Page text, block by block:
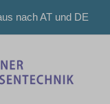
springen
nach AT und DE